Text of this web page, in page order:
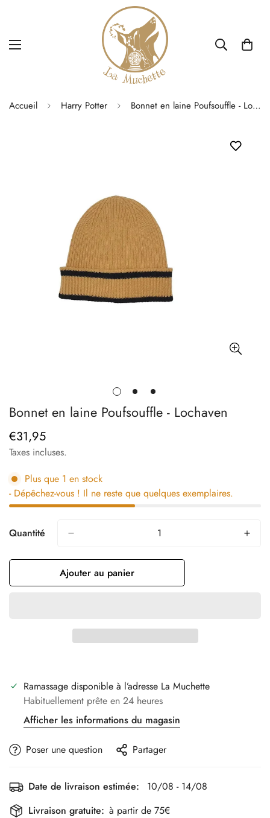
Accueil Harry Potter Bonnet en laine Poufsouffle - Lochaven
Bonnet en laine Poufsouffle - Lochaven
Prix
régulier
€31,95
Taxes incluses.
Plus que 1 en stock
- Dépêchez-vous ! Il ne reste que quelques exemplaires.
Quantité
Ajouter au panier
Ramassage disponible à l’adresse La Muchette
Habituellement prête en 24 heures
Afficher les informations du magasin
Poser une question Partager
Date de livraison estimée:
10/08 - 14/08
Livraison gratuite: à partir de 75€